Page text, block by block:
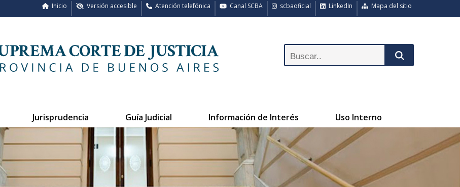
Mapa del sitio
LinkedIn
scbaoficial
Canal SCBA
Atención telefónica
Versión accesible
Inicio
Jurisprudencia Guía Judicial Información de Interés Uso Interno